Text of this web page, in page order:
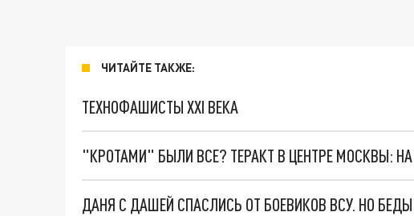
ЧИТАЙТЕ ТАКЖЕ:
ТЕХНОФАШИСТЫ XXI ВЕКА
"КРОТАМИ" БЫЛИ ВСЕ? ТЕРАКТ В ЦЕНТРЕ МОСКВЫ:
ДАНЯ С ДАШЕЙ СПАСЛИСЬ ОТ БОЕВИКОВ ВСУ. НО